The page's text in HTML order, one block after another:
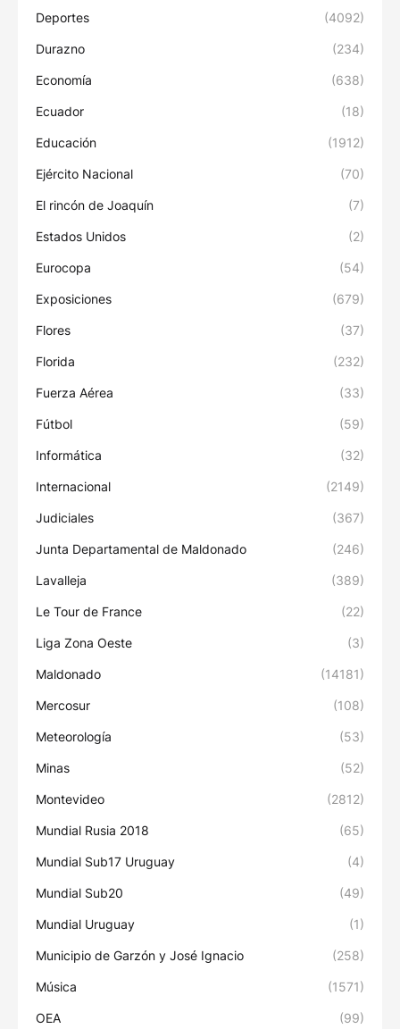
Deportes (4092)
Durazno (234)
Economía (638)
Ecuador (18)
Educación (1912)
Ejército Nacional (70)
El rincón de Joaquín (7)
Estados Unidos (2)
Eurocopa (54)
Exposiciones (679)
Flores (37)
Florida (232)
Fuerza Aérea (33)
Fútbol (59)
Informática (32)
Internacional (2149)
Judiciales (367)
Junta Departamental de Maldonado (246)
Lavalleja (389)
Le Tour de France (22)
Liga Zona Oeste (3)
Maldonado (14181)
Mercosur (108)
Meteorología (53)
Minas (52)
Montevideo (2812)
Mundial Rusia 2018 (65)
Mundial Sub17 Uruguay (4)
Mundial Sub20 (49)
Mundial Uruguay (1)
Municipio de Garzón y José Ignacio (258)
Música (1571)
OEA (99)